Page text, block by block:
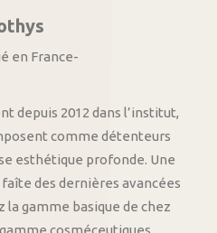
en France-
depuis 2012 dans l’institut,
comme détenteurs
esthétique profonde. Une
des dernières avancées
gamme basique de chez
cosméceutiques,